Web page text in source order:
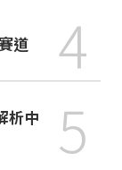
道 4
5